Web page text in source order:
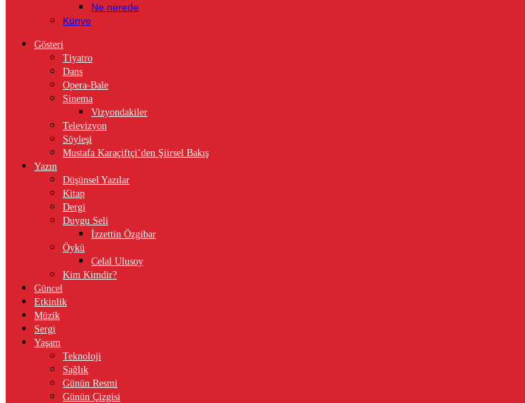
Ne nerede
Künye
Gösteri
Tiyatro
Dans
Opera-Bale
Sinema
Vizyondakiler
Televizyon
Söyleşi
Mustafa Karaçiftçi’den Şiirsel Bakış
Yazın
Düşünsel Yazılar
Kitap
Dergi
Duygu Seli
İzzettin Özgibar
Öykü
Celal Ulusoy
Kim Kimdir?
Güncel
Etkinlik
Müzik
Sergi
Yaşam
Teknoloji
Sağlık
Günün Resmi
Günün Çizgisi